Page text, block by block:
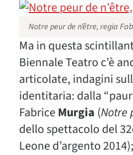
Notre peur de n’être, regia
Ma in questa
Biennale Teatro c’è
articolate, indagini
identitaria: dalla
FabriceMurgia (Notre
dello spettacolo del
Leone d’argento